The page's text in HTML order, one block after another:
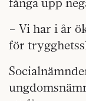
– Vi har i år
för